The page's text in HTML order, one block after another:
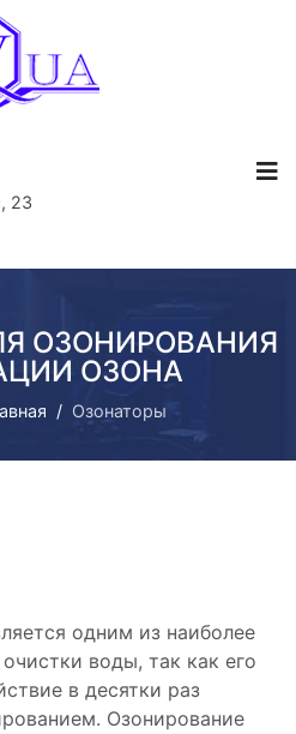
23
ОЗОНИРОВАНИЯ
ОЗОНА
Озонаторы
одним из наиболее
воды, так как его
в десятки раз
Озонирование